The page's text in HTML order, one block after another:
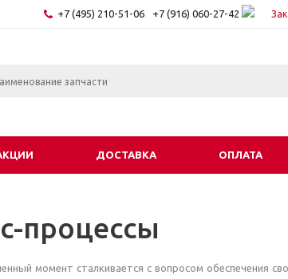
+7 (495) 210-51-06 +7 (916) 060-27-42
ДОСТАВКА ОПЛАТА
процессы
момент сталкивается с вопросом обеспечения